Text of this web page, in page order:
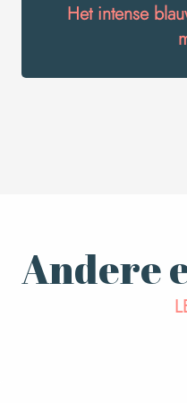
Het intense
Andere
We nemen
rondleiding